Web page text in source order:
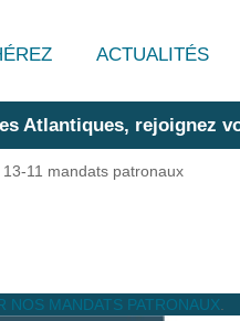
ACTUALITÉS
Atlantiques, rejoignez
13-11 mandats patronaux
NOS MANDATS PATRONAUX